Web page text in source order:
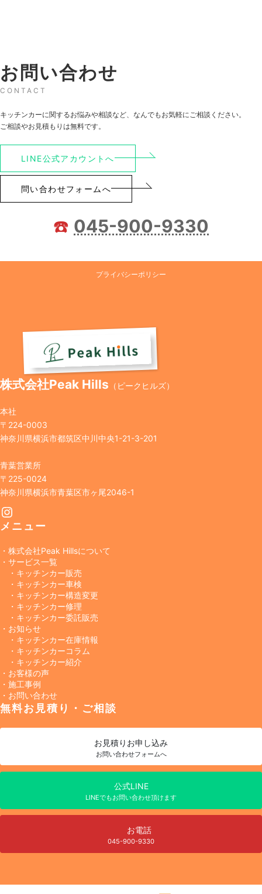
お問い合わせ
CONTACT
キッチンカーに関するお悩みや相談など、なんでもお気軽にご相談ください。
ご相談やお見積もりは無料です。
LINE公式アカウントへ
問い合わせフォームへ
☎️ 045-900-9330
プライバシーポリシー
株式会社Peak Hills （ピークヒルズ）
本社
〒224-0003
神奈川県横浜市都筑区中川中央1-21-3-201
青葉営業所
〒225-0024
神奈川県横浜市青葉区市ヶ尾2046-1
Instagram
メニュー
・株式会社Peak Hillsについて
・サービス一覧
・キッチンカー販売
・キッチンカー車検
・キッチンカー構造変更
・キッチンカー修理
・キッチンカー委託販売
・お知らせ
・キッチンカー在庫情報
・キッチンカーコラム
・キッチンカー紹介
・お客様の声
・施工事例
・お問い合わせ
無料お見積り・ご相談
お見積り お申し込み
お問い合わせフォームへ
公式LINE
LINEでもお問い合わせ頂けます
お電話
045-900-9330